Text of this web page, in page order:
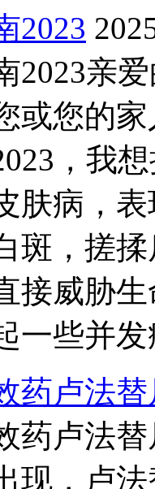
2023
2023亲
或您的
，我
肤病，
斑，搓
接威胁
一些并
药卢法替
药卢法
现，卢